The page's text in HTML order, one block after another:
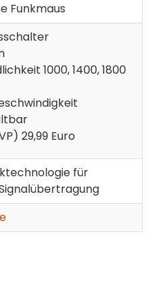
Funkmaus
1000, 1400, 1800
29,99 Euro
für